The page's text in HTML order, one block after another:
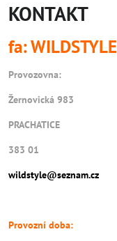
KONTAKT
fa: WILDSTYLE
Provozovna:
Žernovická 983
PRACHATICE
383 01
wildstyle@seznam.cz
Provozní doba: